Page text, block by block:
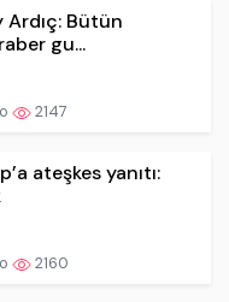
Ardıç: Bütün
gu...
2147
ateşkes yanıtı:
2160